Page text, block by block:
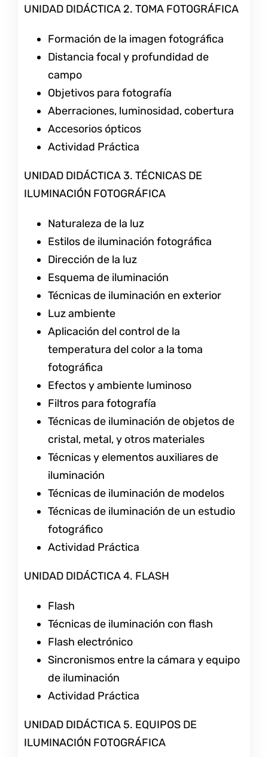
UNIDAD DIDÁCTICA 2. TOMA FOTOGRÁFICA
Formación de la imagen fotográfica
Distancia focal y profundidad de
campo
Objetivos para fotografía
Aberraciones, luminosidad, cobertura
Accesorios ópticos
Actividad Práctica
UNIDAD DIDÁCTICA 3. TÉCNICAS DE
ILUMINACIÓN FOTOGRÁFICA
Naturaleza de la luz
Estilos de iluminación fotográfica
Dirección de la luz
Esquema de iluminación
Técnicas de iluminación en exterior
Luz ambiente
Aplicación del control de la
temperatura del color a la toma
fotográfica
Efectos y ambiente luminoso
Filtros para fotografía
Técnicas de iluminación de objetos de
cristal, metal, y otros materiales
Técnicas y elementos auxiliares de
iluminación
Técnicas de iluminación de modelos
Técnicas de iluminación de un estudio
fotográfico
Actividad Práctica
UNIDAD DIDÁCTICA 4. FLASH
Flash
Técnicas de iluminación con flash
Flash electrónico
Sincronismos entre la cámara y equipo
de iluminación
Actividad Práctica
UNIDAD DIDÁCTICA 5. EQUIPOS DE
ILUMINACIÓN FOTOGRÁFICA